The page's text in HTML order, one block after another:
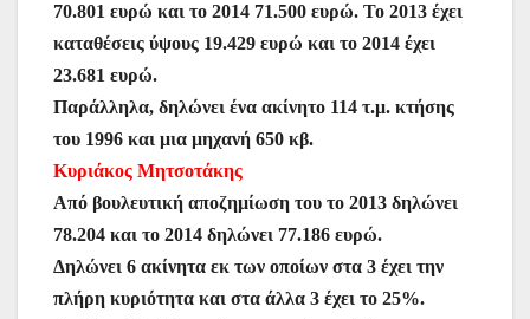
70.801 ευρώ και το 2014 71.500 ευρώ. Το 2013 έχει
καταθέσεις ύψους 19.429 ευρώ και το 2014 έχει
23.681 ευρώ.
Παράλληλα, δηλώνει ένα ακίνητο 114 τ.μ. κτήσης
του 1996 και μια μηχανή 650 κβ.
Κυριάκος Μητσοτάκης
Από βουλευτική αποζημίωση του το 2013 δηλώνει
78.204 και το 2014 δηλώνει 77.186 ευρώ.
Δηλώνει 6 ακίνητα εκ των οποίων στα 3 έχει την
πλήρη κυριότητα και στα άλλα 3 έχει το 25%.